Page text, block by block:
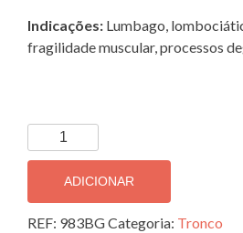
Indicações: Lumbago,
fragilidade muscular, processos
Quantidade
de
Abdominal
em
ADICIONAR
REF: 983BGCategoria: Tronco